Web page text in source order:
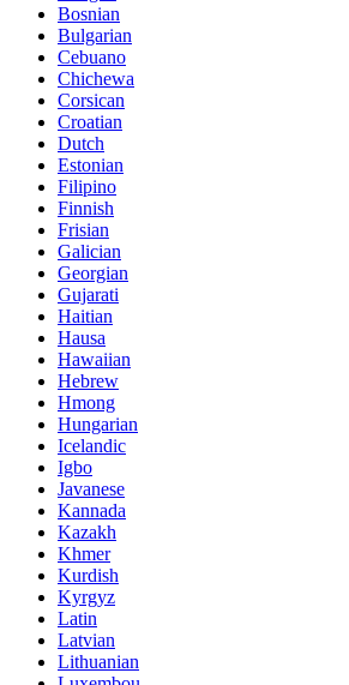
Bosnian
Bulgarian
Cebuano
Chichewa
Corsican
Croatian
Dutch
Estonian
Filipino
Finnish
Frisian
Galician
Georgian
Gujarati
Haitian
Hausa
Hawaiian
Hebrew
Hmong
Hungarian
Icelandic
Igbo
Javanese
Kannada
Kazakh
Khmer
Kurdish
Kyrgyz
Latin
Latvian
Lithuanian